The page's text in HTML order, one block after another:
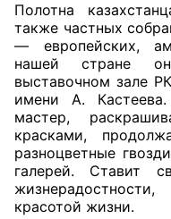
Полотна
также частных
— европейских,
нашей стране
выставочном зале
имени А.
мастер,
красками,
разноцветные
галерей. Ставит
красотой жизни.